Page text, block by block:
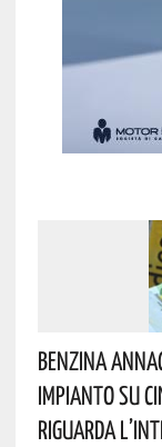
Benzina
Impianto Su
Riguarda